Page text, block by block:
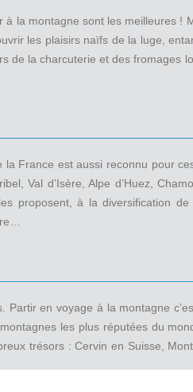
la montagne sont les meilleures
les plaisirs naïfs de la luge,
de la charcuterie et des
France est aussi reconnu pour
Val d’Isère, Alpe d’Huez,
proposent, à la diversification
en voyage à la montagne
les plus réputées du
trésors : Cervin en Suisse,